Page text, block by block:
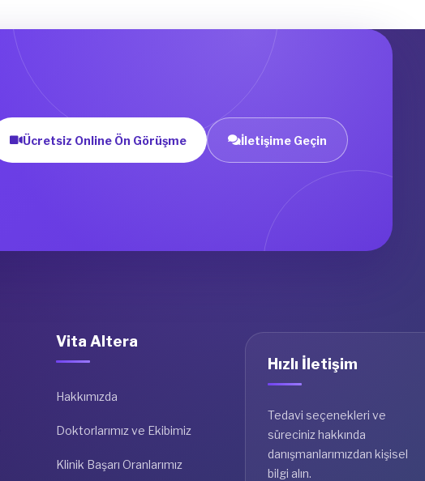
Ücretsiz Online Ön Görüşme İletişime Geçin
Vita Altera
Hakkımızda
Doktorlarımız ve Ekibimiz
Klinik Başarı Oranlarımız
Hızlı İletişim
Tedavi seçenekleri ve
süreciniz hakkında
danışmanlarımızdan kişisel
bilgi alın.